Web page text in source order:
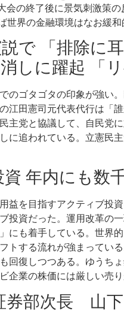
終了後に景気刺激策の
世界の金融環境はなお緩
で 「排除に耳
しに躍起 「
ゴタゴタの印象が強い
田憲司元代表代行は「
党と協議して、自民党
追われている。立憲民
年内にも数
を目指すアクティブ投
資だった。運用改革の
も着手している。世界
する流れが強まってい
復しつつある。ゆうち
業の株価には厳しい売り
券部次長 山